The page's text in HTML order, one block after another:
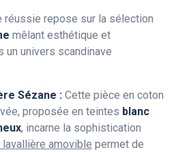
réussie repose sur la sélection
mêlant esthétique et
un univers scandinave
Sézane : Cette pièce en coton
proposée en teintes blanc
, incarne la sophistication
amovible permet de